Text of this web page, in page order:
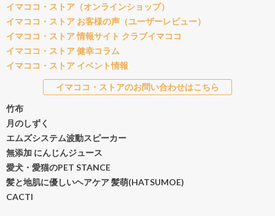
イマココ・ストア（オンラインショップ）
イマココ・ストア お客様の声（ユーザーレビュー）
イマココ・ストア 情報サイト クラブイマココ
イマココ・ストア 健幸コラム
イマココ・ストア イベント情報
イマココ・ストアのお問い合わせはこちら
竹布
月のしずく
エムズシステム波動スピーカー
無添加 にんじんジュース
愛犬・愛猫のPET STANCE
髪と地肌に優しいヘアケア 髪萌(HATSUMOE)
CACTI